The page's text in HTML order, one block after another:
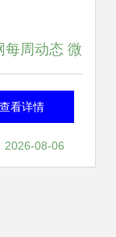
每周动态 微
止合作引震
营商加速调
查看详情
2026-08-06